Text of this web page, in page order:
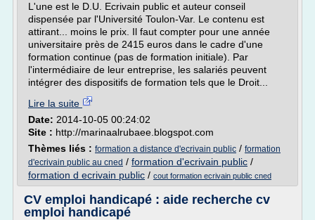
L'une est le D.U. Ecrivain public et auteur conseil
dispensée par l'Université Toulon-Var. Le contenu est
attirant... moins le prix. Il faut compter pour une année
universitaire près de 2415 euros dans le cadre d'une
formation continue (pas de formation initiale). Par
l'intermédiaire de leur entreprise, les salariés peuvent
intégrer des dispositifs de formation tels que le Droit...
Lire la suite
Date: 2014-10-05 00:24:02
Site : http://marinaalrubaee.blogspot.com
Thèmes liés : formation a distance d'ecrivain public / formation
d'ecrivain public au cned / formation d'ecrivain public /
formation d ecrivain public / cout formation ecrivain public cned
CV emploi handicapé : aide recherche cv
emploi handicapé